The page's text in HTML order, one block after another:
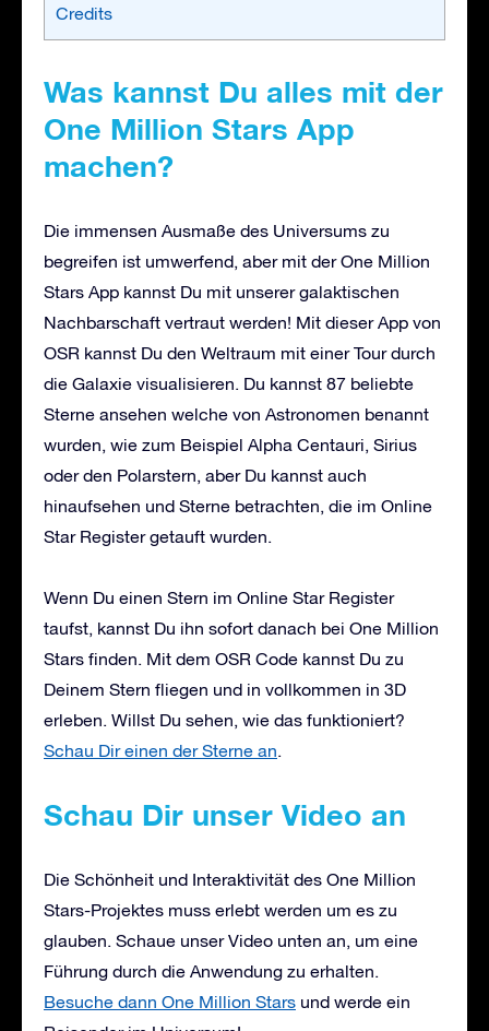
Credits
Was kannst Du alles mit der
One Million Stars App
machen?
Die immensen Ausmaße des Universums zu
begreifen ist umwerfend, aber mit der One Million
Stars App kannst Du mit unserer galaktischen
Nachbarschaft vertraut werden! Mit dieser App von
OSR kannst Du den Weltraum mit einer Tour durch
die Galaxie visualisieren. Du kannst 87 beliebte
Sterne ansehen welche von Astronomen benannt
wurden, wie zum Beispiel Alpha Centauri, Sirius
oder den Polarstern, aber Du kannst auch
hinaufsehen und Sterne betrachten, die im Online
Star Register getauft wurden.
Wenn Du einen Stern im Online Star Register
taufst, kannst Du ihn sofort danach bei One Million
Stars finden. Mit dem OSR Code kannst Du zu
Deinem Stern fliegen und in vollkommen in 3D
erleben. Willst Du sehen, wie das funktioniert?
Schau Dir einen der Sterne an.
Schau Dir unser Video an
Die Schönheit und Interaktivität des One Million
Stars-Projektes muss erlebt werden um es zu
glauben. Schaue unser Video unten an, um eine
Führung durch die Anwendung zu erhalten.
Besuche dann One Million Stars und werde ein